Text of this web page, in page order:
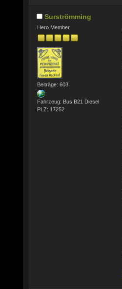
Surströmming
Hero Member
Beiträge: 603
Fahrzeug: Bus B21 Diesel
PLZ: 17252